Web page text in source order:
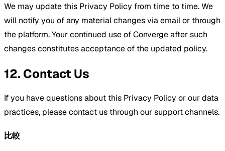
We may update this Privacy Policy from time to time. We
will notify you of any material changes via email or through
the platform. Your continued use of Converge after such
changes constitutes acceptance of the updated policy.
12. Contact Us
If you have questions about this Privacy Policy or our data
practices, please contact us through our support channels.
比較